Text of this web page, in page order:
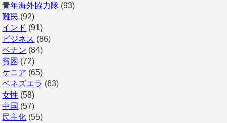
青年海外協力隊 (93)
難民 (92)
インド (91)
ビジネス (86)
ベナン (84)
貧困 (72)
ケニア (65)
ベネズエラ (63)
女性 (58)
中国 (57)
民主化 (55)